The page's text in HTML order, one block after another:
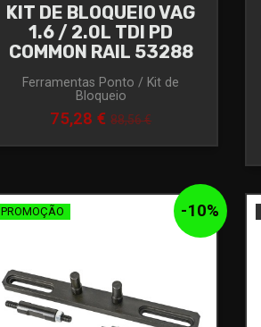
KIT DE BLOQUEIO VAG
1.6 / 2.0L TDI PD
COMMON RAIL 53288
Ferramentas Ponto / Kit de
Bloqueio
75,28 €88,56 €
-10%
PROMOÇÃO